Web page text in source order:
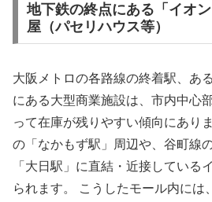
地下鉄の終点にある「イオ
屋（パセリハウス等）
大阪メトロの各路線の終着駅、あ
にある大型商業施設は、市内中心
って在庫が残りやすい傾向にあり
の「なかもず駅」周辺や、谷町線
「大日駅」に直結・近接している
られます。 こうしたモール内には